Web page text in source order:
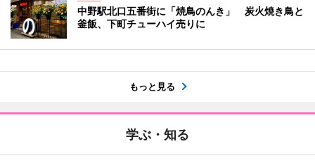
中野駅北口五番街に「焼鳥のんき」 炭火焼き鳥と
釜飯、下町チューハイ売りに
もっと見る
学ぶ・知る